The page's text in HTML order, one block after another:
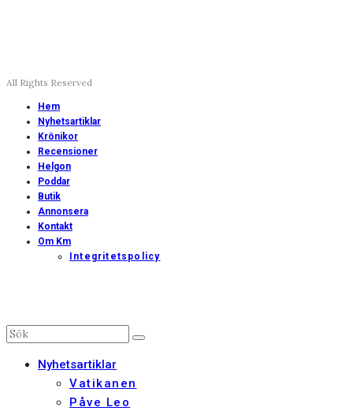
All Rights Reserved
Hem
Nyhetsartiklar
Krönikor
Recensioner
Helgon
Poddar
Butik
Annonsera
Kontakt
Om Km
Integritetspolicy
Nyhetsartiklar
Vatikanen
Påve Leo